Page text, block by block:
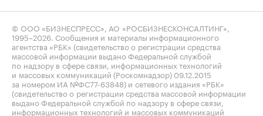
© ООО «БИЗНЕСПРЕСС», АО «РОСБИЗНЕСКОНСАЛТИНГ»,
1995–2026 . Сообщения и материалы информационного
агентства «РБК» (свидетельство о регистрации средства
массовой информации выдано Федеральной службой
по надзору в сфере связи, информационных технологий
и массовых коммуникаций (Роскомнадзор) 09.12.2015
за номером ИА №ФС77-63848) и сетевого издания «РБК»
(свидетельство о регистрации средства массовой информации
выдано Федеральной службой по надзору в сфере связи,
информационных технологий и массовых коммуникаций